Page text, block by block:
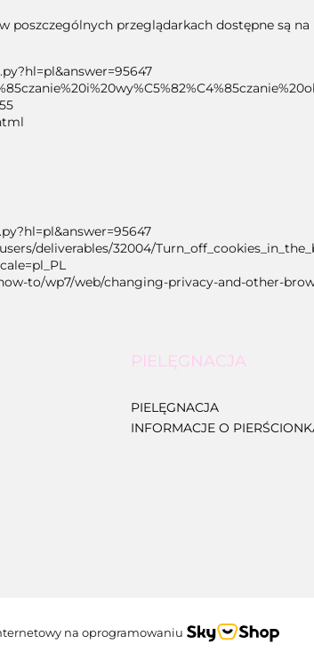
przeglądarkach dostępne są
deliverables/32004/
to/wp7/web/changing-privacy-and-other-
PIELĘGNACJA
PIELĘGNACJA
INFORMACJE O
na oprogramowaniu